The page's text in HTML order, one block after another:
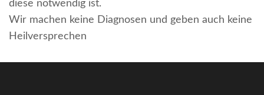
diese notwendig ist.
Wir machen keine Diagnosen und geben auch keine
Heilversprechen